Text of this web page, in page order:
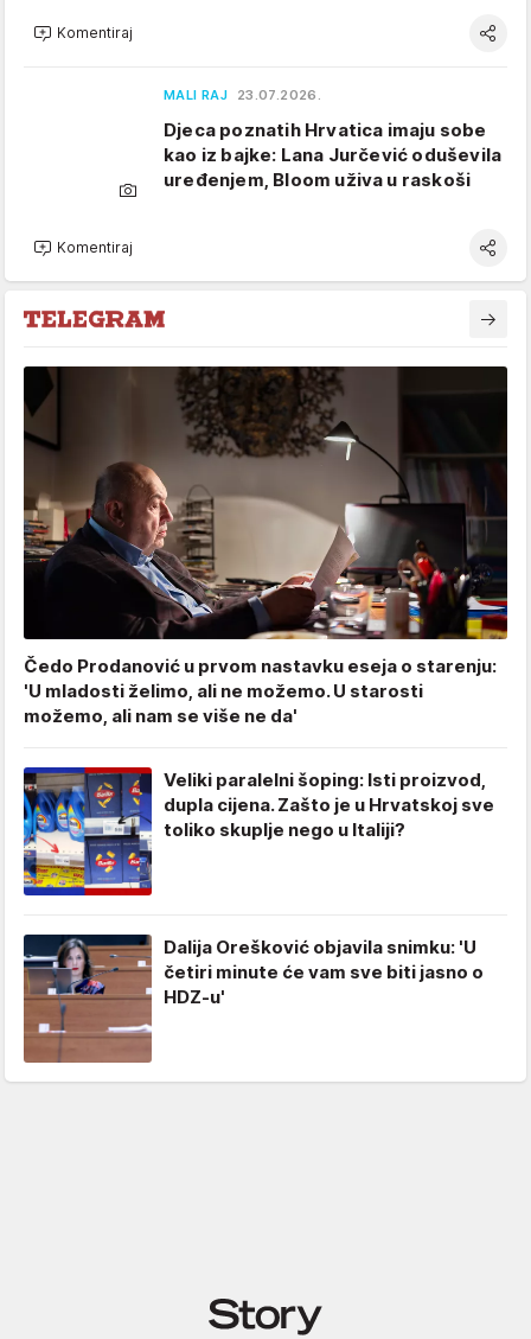
Komentiraj
MALI RAJ 23.07.2026.
Djeca poznatih Hrvatica imaju sobe
kao iz bajke: Lana Jurčević oduševila
uređenjem, Bloom uživa u raskoši
Komentiraj
Čedo Prodanović u prvom nastavku eseja o starenju:
'U mladosti želimo, ali ne možemo. U starosti
možemo, ali nam se više ne da'
Veliki paralelni šoping: Isti proizvod,
dupla cijena. Zašto je u Hrvatskoj sve
toliko skuplje nego u Italiji?
Dalija Orešković objavila snimku: 'U
četiri minute će vam sve biti jasno o
HDZ-u'